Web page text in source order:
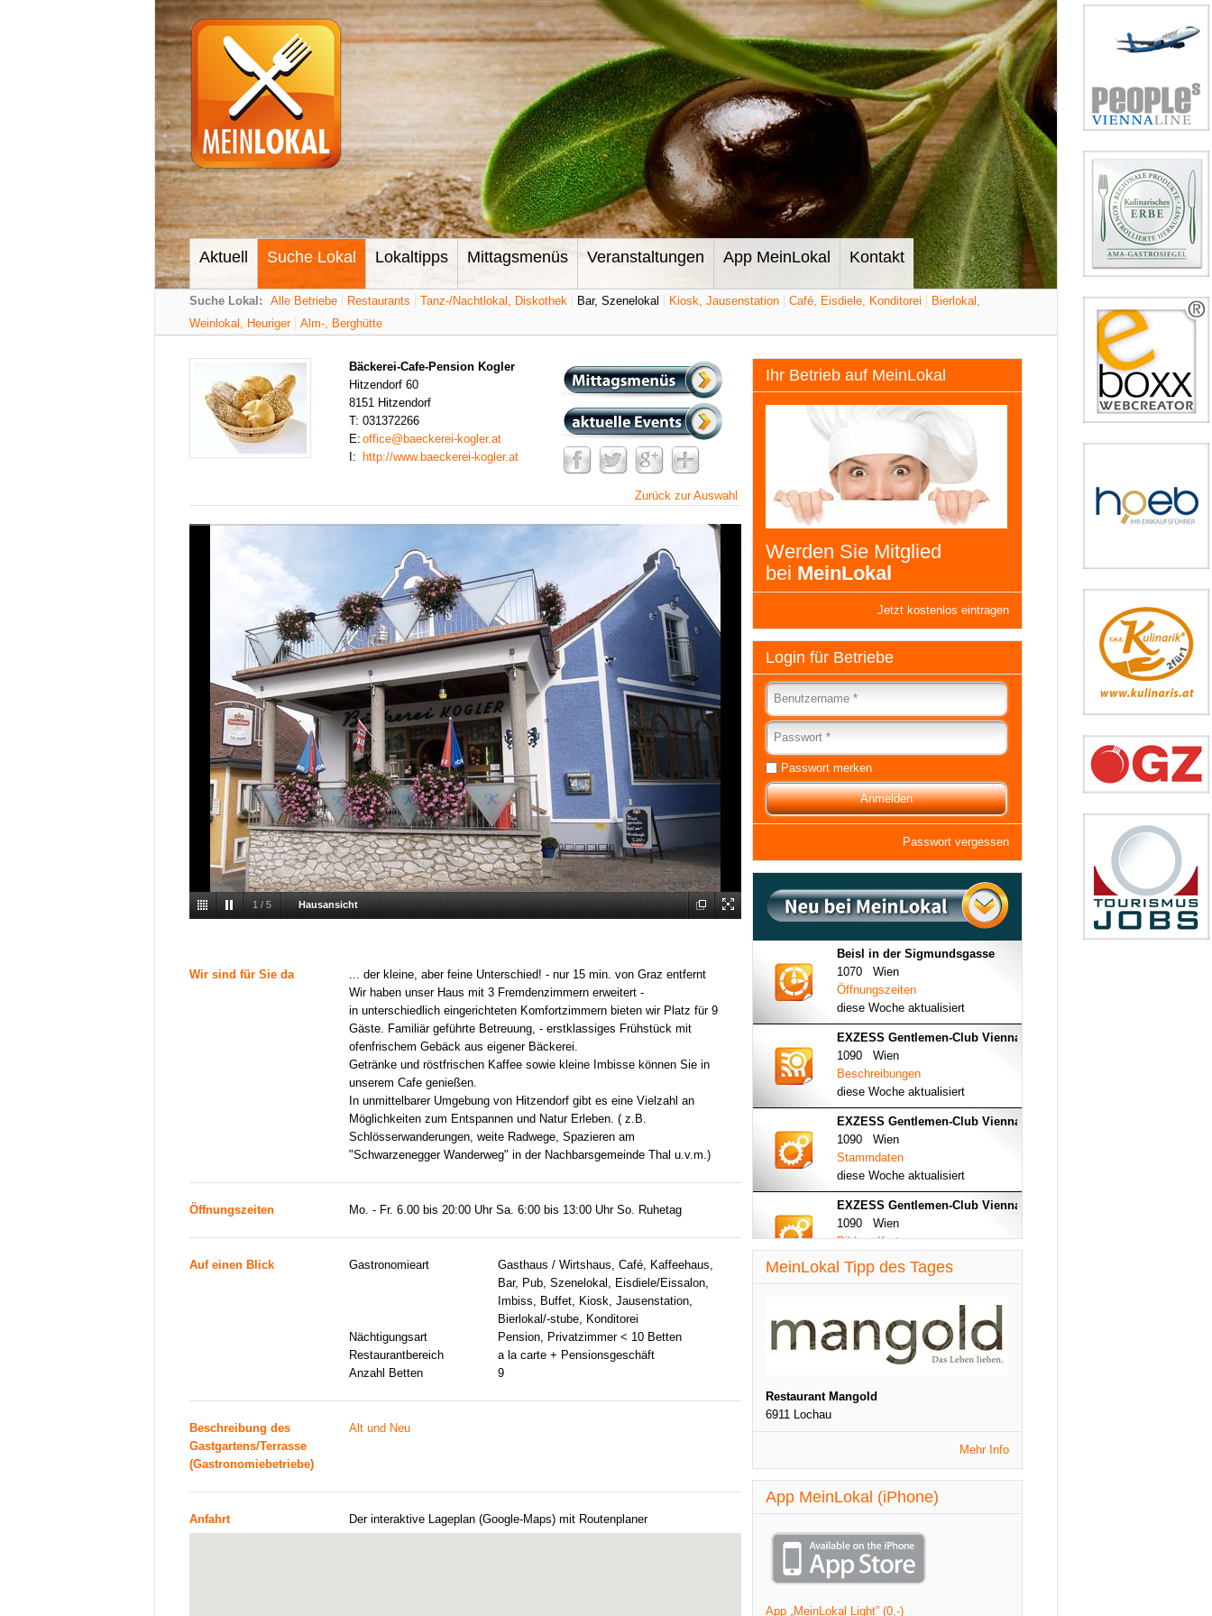
Aktuell Suche Lokal Lokaltipps Mittagsmenüs Veranstaltungen App MeinLokal Kontakt
Suche Lokal: Alle Betriebe Restaurants Tanz-/Nachtlokal, Diskothek Bar, Szenelokal Kiosk, Jausenstation Café, Eisdiele, Konditorei
Bierlokal,
Weinlokal, Heuriger
Alm-, Berghütte
Bäckerei-Cafe-Pension Kogler
Hitzendorf 60
8151 Hitzendorf
T: 031372266
E: office@baeckerei-kogler.at
I:
http://www.baeckerei-kogler.at
Zurück zur Auswahl
1 / 5 Hausansicht
Wir sind für Sie da
... der kleine, aber feine Unterschied! - nur 15 min. von Graz entfernt
Wir haben unser Haus mit 3 Fremdenzimmern erweitert -
in unterschiedlich eingerichteten Komfortzimmern bieten wir Platz für 9
Gäste. Familiär geführte Betreuung, - erstklassiges Frühstück mit
ofenfrischem Gebäck aus eigener Bäckerei.
Getränke und röstfrischen Kaffee sowie kleine Imbisse können Sie in
unserem Cafe genießen.
In unmittelbarer Umgebung von Hitzendorf gibt es eine Vielzahl an
Möglichkeiten zum Entspannen und Natur Erleben. ( z.B.
Schlösserwanderungen, weite Radwege, Spazieren am
"Schwarzenegger Wanderweg" in der Nachbarsgemeinde Thal u.v.m.)
Öffnungszeiten Mo. - Fr. 6.00 bis 20:00 Uhr Sa. 6:00 bis 13:00 Uhr So. Ruhetag
Auf einen Blick Gastronomieart
Gasthaus / Wirtshaus, Café, Kaffeehaus,
Bar, Pub, Szenelokal, Eisdiele/Eissalon,
Imbiss, Buffet, Kiosk, Jausenstation,
Bierlokal/-stube, Konditorei
Nächtigungsart
Pension, Privatzimmer < 10 Betten
Restaurantbereich
a la carte + Pensionsgeschäft
Anzahl Betten
9
Beschreibung des
Gastgartens/Terrasse
(Gastronomiebetriebe)
Alt und Neu
Anfahrt Der interaktive Lageplan (Google-Maps) mit Routenplaner
Ihr Betrieb auf MeinLokal
Werden Sie Mitglied
bei MeinLokal
Jetzt kostenlos eintragen
Login für Betriebe
Passwort merken
Passwort vergessen
Beisl in der Sigmundsgasse
1070 Wien
Öffnungszeiten
diese Woche aktualisiert
EXZESS Gentlemen-Club Vienna
1090 Wien
Beschreibungen
diese Woche aktualisiert
EXZESS Gentlemen-Club Vienna
1090 Wien
Stammdaten
diese Woche aktualisiert
EXZESS Gentlemen-Club Vienna
1090 Wien
Bilder - Karte
diese Woche aktualisiert
Veranstaltungen
diese Woche aktualisiert
MeinLokal Tipp des Tages
Restaurant Mangold
6911 Lochau
Mehr Info
App MeinLokal (iPhone)
App „MeinLokal Light” (0,-)